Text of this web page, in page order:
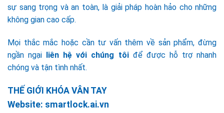
sự sang trọng và an toàn, là giải pháp hoàn hảo cho những
không gian cao cấp.
Mọi thắc mắc hoặc cần tư vấn thêm về sản phẩm, đừng
ngần ngại liên hệ với chúng tôiđể được hỗ trợ nhanh
chóng và tận tình nhất.
THẾ GIỚI KHÓA VÂN TAY
Website: smartlock.ai.vn